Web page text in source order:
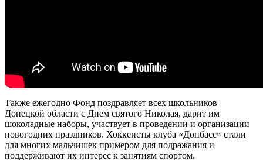
Также ежегодно Фонд поздравляет всех школьников
Донецкой области с Днем святого Николая, дарит им
шоколадные наборы, участвует в проведении и организации
новогодних праздников. Хоккеисты клуба «Донбасс» стали
для многих мальчишек примером для подражания и
поддерживают их интерес к занятиям спортом.